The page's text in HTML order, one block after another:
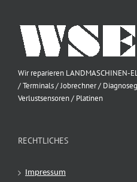
Wir reparieren LANDMASCHINEN-
/ Terminals / Jobrechner /
Verlustsensoren / Platinen
RECHTLICHES
Impressum